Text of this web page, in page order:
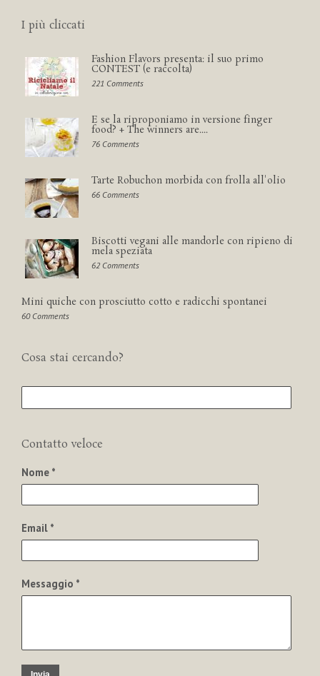
I più cliccati
Fashion Flavors presenta: il suo primo
CONTEST (e raccolta)
221 Comments
E se la riproponiamo in versione finger
food? + The winners are....
76 Comments
Tarte Robuchon morbida con frolla all'olio
66 Comments
Biscotti vegani alle mandorle con ripieno di
mela speziata
62 Comments
Mini quiche con prosciutto cotto e radicchi spontanei
60 Comments
Cosa stai cercando?
Contatto veloce
Nome *
Email *
Messaggio *